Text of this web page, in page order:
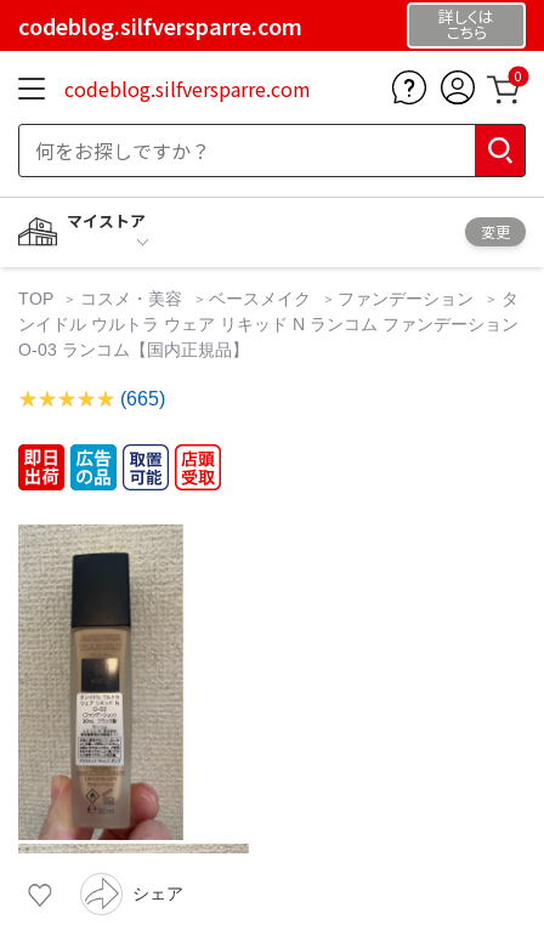
codeblog.silfversparre.com 詳しくは
こちら
codeblog.silfversparre.com 0
マイストア
変更
TOP コスメ・美容 ベースメイク ファンデーション
タ
ンイドル ウルトラ ウェア リキッド N ランコム ファンデーション
O-03 ランコム【国内正規品】
(665)
シェア